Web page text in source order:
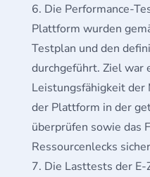
Die Performance-
Plattform wurden
Testplan und den
durchgeführt. Ziel war
Leistungsfähigkeit der
der Plattform in der
überprüfen sowie das
Ressourcenlecks
Die Lasttests der